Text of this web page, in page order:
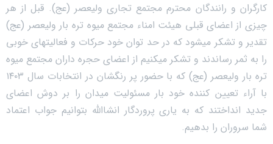
کارگران و رانندگان محترم مجتمع تجاری ولیعصر (عج). قبل از هر
چیزی از اعضای قبلی هیئت امناء مجتمع میوه تره بار ولیعصر (عج)
تقدیر و تشکر میشود که در حد توان خود حرکات و فعالیتهای خوبی
را به ثمر رساندند و تشکر میکنیم از اعضای حجره داران مجتمع میوه
تره بار ولیعصر (عج) که با حضور پر رنگشان در انتخابات سال ۱۴۰۳
با آراء تعیین کننده خود بار مسئولیت میدان را بر دوش اعضای
جدید انداختند که به یاری پروردگار انشاالله بتوانیم جواب اعتماد
شما سروران را بدهیم.